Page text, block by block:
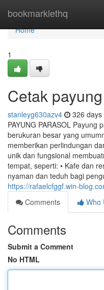
bookmarklethq
Home
Home
1
Cetak
stanleyg630azv4 326 days
PAYUNG PARASOL Payung
berukuran besar yang
memberikan perlindungan
unik dan fungsional
tempat, seperti: • Kafe dan
nyaman dan teduh bagi
https://rafaelcfggf.win-
Comments
Who
Comments
Submit a Comment
No HTML